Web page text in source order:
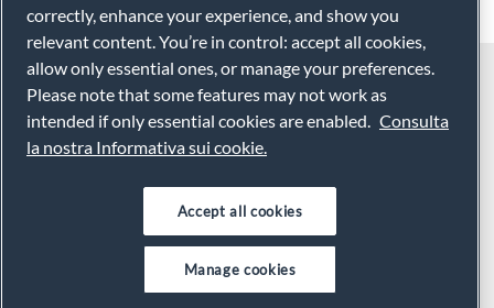
STERI |info@steri.it-011 9578011 | Certificazioni:ISO
9001:2015|F-GAS - FLI|
Steri - Unità locale di Atlas Copco Italia - Divisione Compressori - Cap. Soc. €
correctly, enhance your experience, and show you
relevant content. You’re in control: accept all cookies,
allow only essential ones, or manage your preferences.
Please note that some features may not work as
intended if only essential cookies are enabled. Consulta
la nostra Informativa sui cookie.
Accept all cookies
Manage cookies